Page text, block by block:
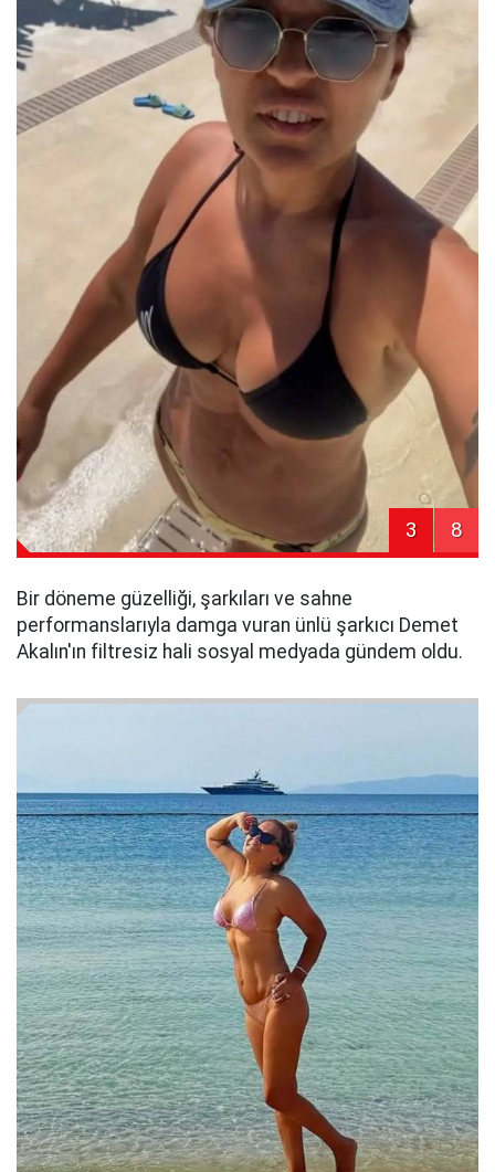
3 8
Bir döneme güzelliği, şarkıları ve sahne
performanslarıyla damga vuran ünlü şarkıcı Demet
Akalın'ın filtresiz hali sosyal medyada gündem oldu.